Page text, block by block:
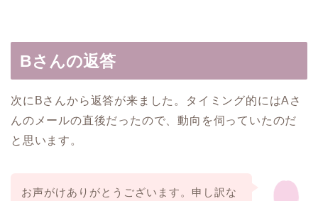
Bさんの返答
次にBさんから返答が来ました。タイミング的にはAさ
んのメールの直後だったので、動向を伺っていたのだ
と思います。
お声がけありがとうございます。申し訳な